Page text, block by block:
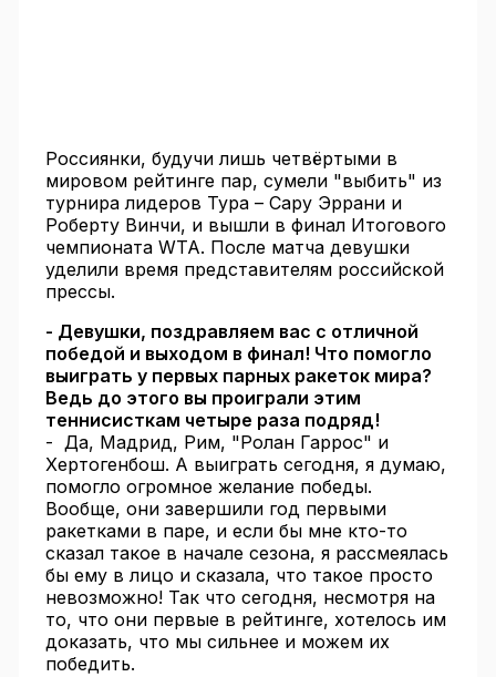
Россиянки, будучи лишь четвёртыми в
мировом рейтинге пар, сумели "выбить" из
турнира лидеров Тура – Сару Эррани и
Роберту Винчи, и вышли в финал Итогового
чемпионата WTA. После матча девушки
уделили время представителям российской
прессы.
- Девушки, поздравляем вас с отличной
победой и выходом в финал! Что помогло
выиграть у первых парных ракеток мира?
Ведь до этого вы проиграли этим
теннисисткам четыре раза подряд!
- Да, Мадрид, Рим, "Ролан Гаррос" и
Хертогенбош. А выиграть сегодня, я думаю,
помогло огромное желание победы.
Вообще, они завершили год первыми
ракетками в паре, и если бы мне кто-то
сказал такое в начале сезона, я рассмеялась
бы ему в лицо и сказала, что такое просто
невозможно! Так что сегодня, несмотря на
то, что они первые в рейтинге, хотелось им
доказать, что мы сильнее и можем их
победить.